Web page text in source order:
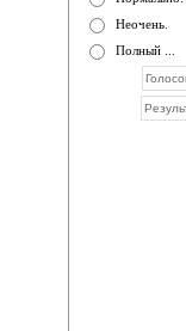
Неочень.
Полный ...